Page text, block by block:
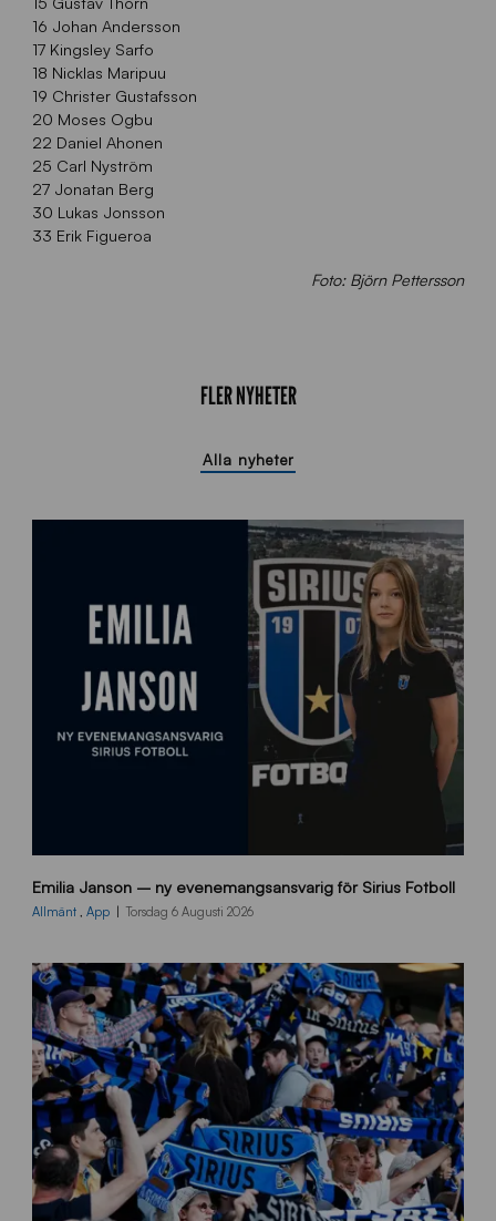
16 Johan Andersson
17 Kingsley Sarfo
18 Nicklas Maripuu
19 Christer Gustafsson
20 Moses Ogbu
22 Daniel Ahonen
25 Carl Nyström
27 Jonatan Berg
30 Lukas Jonsson
33 Erik Figueroa
Foto: Björn Pettersson
FLER NYHETER
Alla nyheter
0
0
7
0
0
_
E
J
Emilia Janson – ny evenemangsansvarig för Sirius Fotboll
Allmänt App Torsdag 6 Augusti 2026